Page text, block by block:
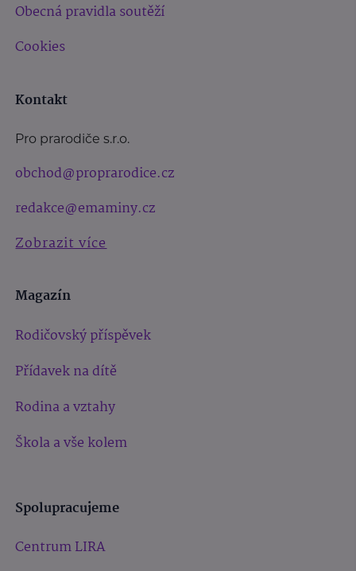
Obecná pravidla soutěží
Cookies
Kontakt
Pro prarodiče s.r.o.
obchod@proprarodice.cz
redakce@emaminy.cz
Zobrazit více
Magazín
Rodičovský příspěvek
Přídavek na dítě
Rodina a vztahy
Škola a vše kolem
Spolupracujeme
Centrum LIRA